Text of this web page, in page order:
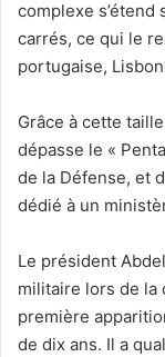
complexe
carrés, ce qui le
portugaise,
Grâce à cette
dépasse le «
de la Défense, et
dédié à un
Le président
militaire lors de la
première
de dix ans. Il a